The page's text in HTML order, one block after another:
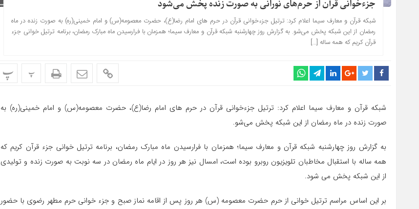
جزءخوانی قرآن از حرم‌های نورانی به صورت زنده پخش می‌شود
شبکه قرآن و معارف سیما اعلام کرد: ترتیل جزءخوانی قرآن در حرم های امام رضا(ع)، حضرت معصومه(س) و امام خمینی(ره) به صورت زنده در ماه
رمضان از این شبکه پخش می‌شو. به گزارش روز چهارشنبه شبکه قرآن و معارف سیما؛ همزمان با فرارسیدن ماه مبارک رمضان، برنامه ترتیل خوانی جزء
قرآن کریم که همه ساله […]
پ پ
شبکه قرآن و معارف سیما اعلام کرد: ترتیل جزءخوانی قرآن در حرم های امام رضا(ع)، حضرت معصومه(س) و امام خمینی(ره) به
صورت زنده در ماه رمضان از این شبکه پخش می‌شو.
به گزارش روز چهارشنبه شبکه قرآن و معارف سیما؛ همزمان با فرارسیدن ماه مبارک رمضان، برنامه ترتیل خوانی جزء قرآن کریم که
همه ساله با استقبال مخاطبان تلویزیون روبرو بوده است، امسال نیز هر روز در ایام ماه رمضان در سه نوبت به صورت زنده و تولیدی
از این شبکه پخش می شود.
بر این اساس مراسم ترتیل خوانی از حرم حضرت معصومه (س) هر روز پس از اقامه نماز صبح و جزء خوانی حرم مطهر رضوی با حضور